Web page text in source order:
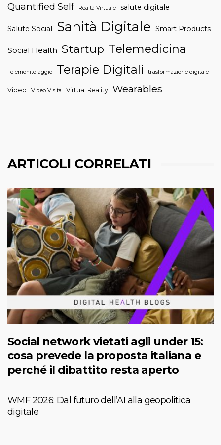
Quantified Self
Realtà Virtuale salute digitale
Salute Social Sanità Digitale Smart Products
Social Health Startup Telemedicina
Telemonitoraggio Terapie Digitali trasformazione digitale
Video Video Visita Virtual Reality Wearables
ARTICOLI CORRELATI
Social network vietati agli under 15:
cosa prevede la proposta italiana e
perché il dibattito resta aperto
WMF 2026: Dal futuro dell’AI alla geopolitica
digitale